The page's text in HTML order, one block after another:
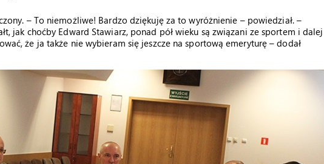
– To niemożliwe! Bardzo dziękuję za to wyróżnienie – powiedział. –
jak choćby Edward Stawiarz, ponad pół wieku są związani ze sportem i dalej
że ja także nie wybieram się jeszcze na sportową emeryturę – dodał